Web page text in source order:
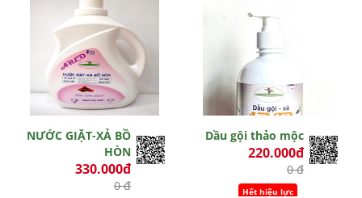
NƯỚC GIẶT-XẢ BỒ
HÒN
330.000đ
0 đ
Dầu gội thảo mộc
220.000đ
0 đ
Hết hiệu lực